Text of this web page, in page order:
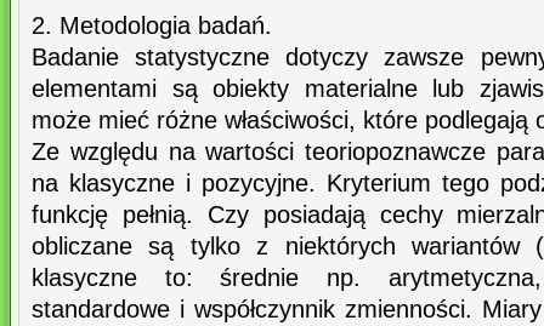
2. Metodologia badań.
Badanie statystyczne dotyczy zawsze
elementami są obiekty materialne lub
może mieć różne właściwości, które podlegają
Ze względu na wartości teoriopoznawcze
na klasyczne i pozycyjne. Kryterium tego
funkcję pełnią. Czy posiadają cechy
obliczane są tylko z niektórych wariantów
klasyczne to: średnie np.
standardowe i współczynnik zmienności.